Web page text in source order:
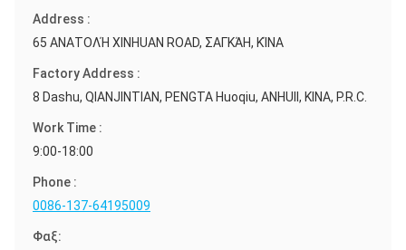
Address :
65 ΑΝΑΤΟΛΉ XINHUAN ROAD, ΣΑΓΚΆΗ, ΚΊΝΑ
Factory Address :
8 Dashu, QIANJINTIAN, PENGTA Huoqiu, ANHUII, ΚΙΝΑ, P.R.C.
Work Time :
9:00-18:00
Phone :
0086-137-64195009
Φαξ: